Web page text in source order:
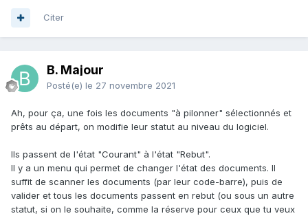
Citer
B. Majour
Posté(e) le 27 novembre 2021
Ah, pour ça, une fois les documents "à pilonner" sélectionnés et
prêts au départ, on modifie leur statut au niveau du logiciel.
Ils passent de l'état "Courant" à l'état "Rebut".
Il y a un menu qui permet de changer l'état des documents. Il
suffit de scanner les documents (par leur code-barre), puis de
valider et tous les documents passent en rebut (ou sous un autre
statut, si on le souhaite, comme la réserve pour ceux que tu veux